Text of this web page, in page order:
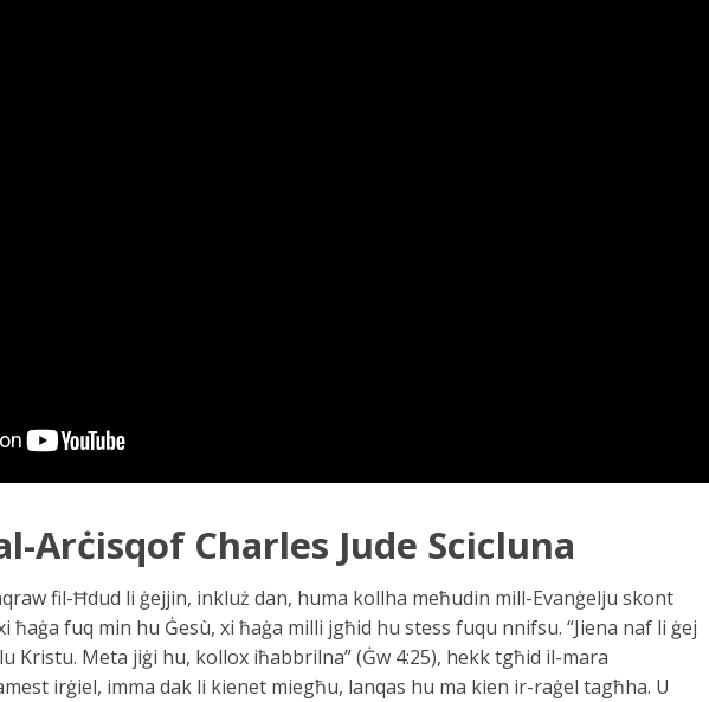
Arċisqof Charles Jude Scicluna
fil-Ħdud li ġejjin, inkluż dan, huma kollha meħudin mill-Evanġelju skont
ħaġa fuq min hu Ġesù, xi ħaġa milli jgħid hu stess fuqu nnifsu. “Jiena naf li ġej
Kristu. Meta jiġi hu, kollox iħabbrilna” (Ġw 4:25), hekk tgħid il-mara
irġiel, imma dak li kienet miegħu, lanqas hu ma kien ir-raġel tagħha. U